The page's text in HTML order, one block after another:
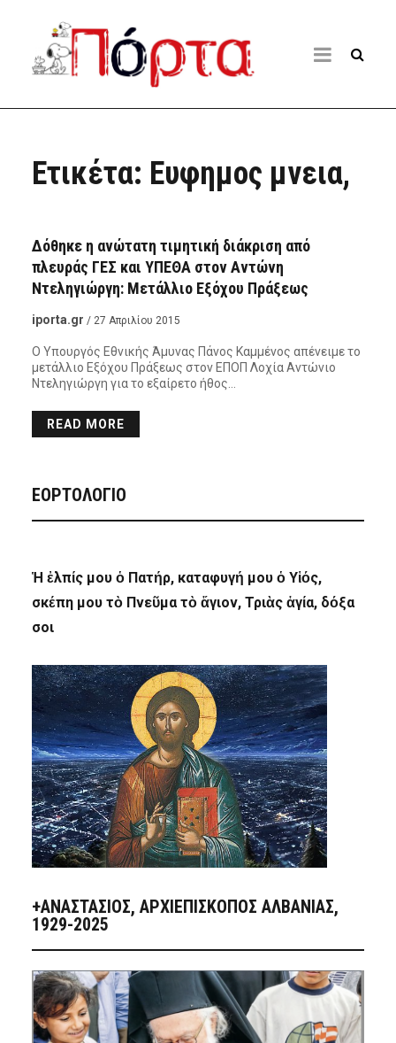
Ετικέτα: Ευφημος μνεια,
Δόθηκε η ανώτατη τιμητική διάκριση από
πλευράς ΓΕΣ και ΥΠΕΘΑ στον Αντώνη
Ντεληγιώργη: Μετάλλιο Εξόχου Πράξεως
iporta.gr / 27 Απριλίου 2015
Ο Υπουργός Εθνικής Άμυνας Πάνος Καμμένος απένειμε το
μετάλλιο Εξόχου Πράξεως στον ΕΠΟΠ Λοχία Αντώνιο
Ντεληγιώργη για το εξαίρετο ήθος…
READ MORE
ΕΟΡΤΟΛΟΓΙΟ
Ἡ ἐλπίς μου ὁ Πατήρ, καταφυγή μου ὁ Υἱός,
σκέπη μου τὸ Πνεῦμα τὸ ἅγιον, Τριὰς ἁγία, δόξα
σοι
+ΑΝΑΣΤΆΣΙΟΣ, ΑΡΧΙΕΠΊΣΚΟΠΟΣ ΑΛΒΑΝΊΑΣ,
1929-2025